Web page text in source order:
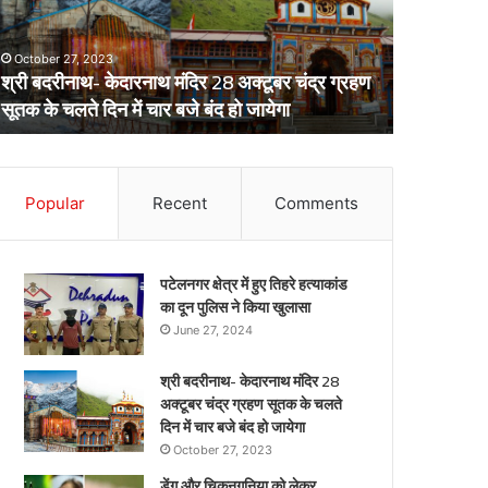
October 27, 2023
श्री बदरीनाथ- केदारनाथ मंदिर 28 अक्टूबर चंद्र ग्रहण
सूतक के चलते दिन में चार बजे बंद हो जायेगा
स्वास्थ्य
विभाग
का
अर्लट
Popular Recent Comments
पटेलनगर क्षेत्र में हुए तिहरे हत्याकांड
का दून पुलिस ने किया खुलासा
June 27, 2024
श्री बदरीनाथ- केदारनाथ मंदिर 28
अक्टूबर चंद्र ग्रहण सूतक के चलते
दिन में चार बजे बंद हो जायेगा
October 27, 2023